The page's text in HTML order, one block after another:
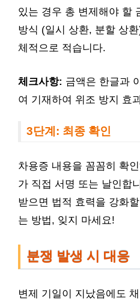
있는 경우 총 변제해야 할
방식 (일시 상환, 분할 상
체적으로 적습니다.
체크사항: 금액은 한글과
여 기재하여 위조 방지 효
3단계: 최종 확인
차용증 내용을 꼼꼼히 확
가 직접 서명 또는 날인합
받으면 법적 효력을 강화
는 방법, 잊지 마세요!
분쟁 발생 시 대응
변제 기일이 지났음에도